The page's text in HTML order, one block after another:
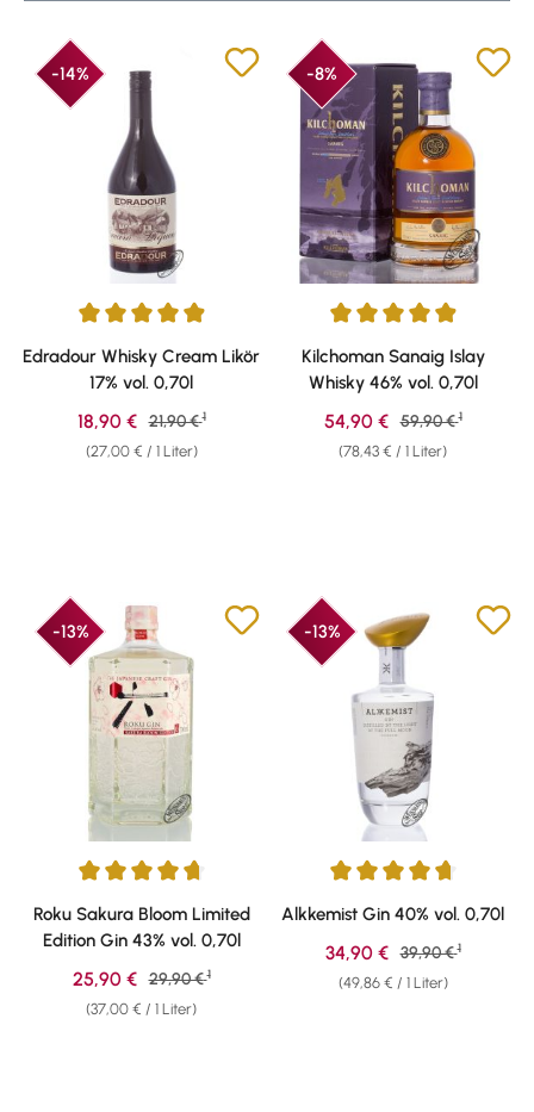
-14%
Durchschnittliche Bewertung von 4.94 von 5 Sternen
Edradour Whisky Cream Likör
17% vol. 0,70l
(27,00 € / 1 Liter)
Verkaufspreis:
18,90 € Regulärer Preis:
21,90 € 1
-8%
Durchschnittliche Bewertung
Kilchoman Sanaig Islay
Whisky 46% vol. 0,70l
(78,43 € / 1 Liter)
Verkaufspreis:
54,90 € Regulärer Preis:
59,90 € 1
-13%
Durchschnittliche Bewertung von 4.73 von 5 Sternen
Roku Sakura Bloom Limited
Edition Gin 43% vol. 0,70l
(37,00 € / 1 Liter)
Verkaufspreis:
25,90 € Regulärer Preis:
29,90 € 1
-13%
Durchschnittliche Bewertung
Alkkemist Gin 40% vol. 0,70l
(49,86 € / 1 Liter)
Verkaufspreis:
34,90 € Regulärer Preis:
39,90 € 1